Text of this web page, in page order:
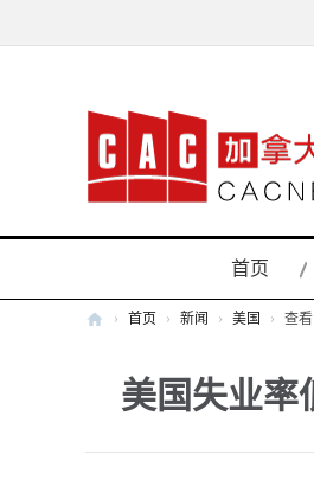
首页
新
› 首页 › 新闻 › 美国 › 查
美国失业率